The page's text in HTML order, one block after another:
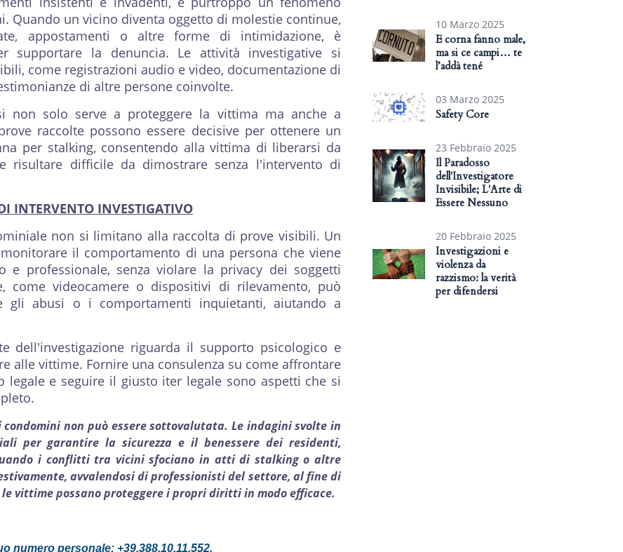
Quando un vicino diventa oggetto di molestie continue,
appostamenti o altre forme di intimidazione, è
supportare la denuncia. Le attività investigative si
come registrazioni audio e video, documentazione di
di altre persone coinvolte.
non solo serve a proteggere la vittima ma anche a
raccolte possono essere decisive per ottenere un
per stalking, consentendo alla vittima di liberarsi da
risultare difficile da dimostrare senza l'intervento di
INTERVENTO INVESTIGATIVO
non si limitano alla raccolta di prove visibili. Un
il comportamento di una persona che viene
e professionale, senza violare la privacy dei soggetti
come videocamere o dispositivi di rilevamento, può
gli abusi o i comportamenti inquietanti, aiutando a
dell'investigazione riguarda il supporto psicologico e
alle vittime. Fornire una consulenza su come affrontare
legale e seguire il giusto iter legale sono aspetti che si
non può essere sottovalutata. Le indagini svolte in
per garantire la sicurezza e il benessere dei residenti,
i conflitti tra vicini sfociano in atti di stalking o altre
avvalendosi di professionisti del settore, al fine di
vittime possano proteggere i propri diritti in modo efficace.
numero personale: +39.388.10.11.552.
10 Marzo 2025
E corna fanno male,
ma si ce campi… te
l’addà tené
03 Marzo 2025
Safety Core
23 Febbraio 2025
Il Paradosso
dell'Investigatore
Invisibile; L'Arte di
Essere Nessuno
20 Febbraio 2025
Investigazioni e
violenza da
razzismo: la verità
per difendersi